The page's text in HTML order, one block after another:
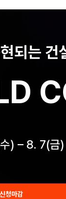
되는 건
) – 8. 7(금)
신청마감